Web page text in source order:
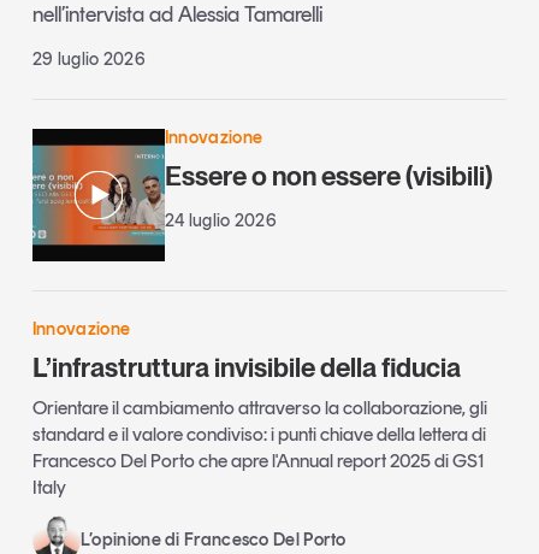
nell’intervista ad Alessia Tamarelli
29 luglio 2026
Innovazione
Essere o non essere (visibili)
24 luglio 2026
Innovazione
L’infrastruttura invisibile della fiducia
Orientare il cambiamento attraverso la collaborazione, gli
standard e il valore condiviso: i punti chiave della lettera di
Francesco Del Porto che apre l'Annual report 2025 di GS1
Italy
L’opinione di Francesco Del Porto